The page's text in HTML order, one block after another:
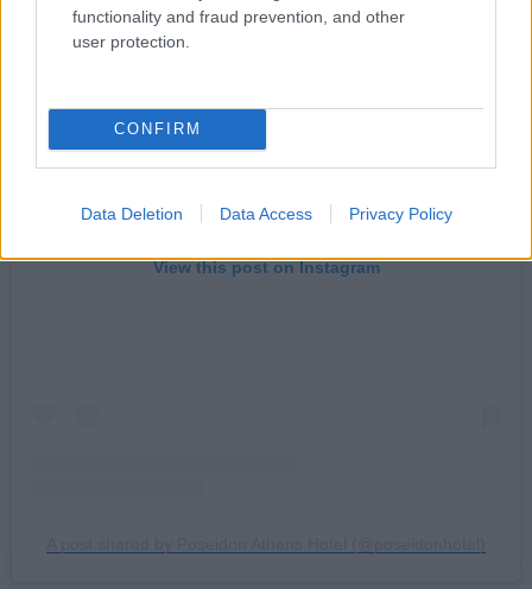
functionality and fraud prevention, and other
user protection.
CONFIRM
Data Deletion Data Access Privacy Policy
View this post on Instagram